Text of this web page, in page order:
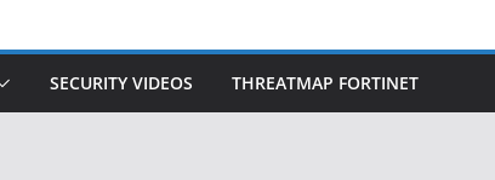
SECURITY VIDEOS THREATMAP FORTINET